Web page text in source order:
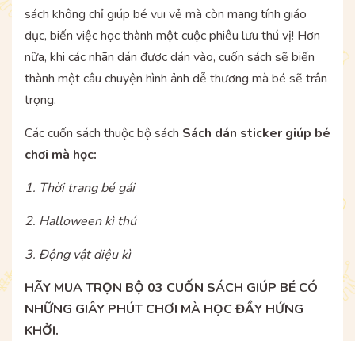
sách không chỉ giúp bé vui vẻ mà còn mang tính giáo
dục, biến việc học thành một cuộc phiêu lưu thú vị! Hơn
nữa, khi các nhãn dán được dán vào, cuốn sách sẽ biến
thành một câu chuyện hình ảnh dễ thương mà bé sẽ trân
trọng.
Các cuốn sách thuộc bộ sách Sách dán sticker giúp bé
chơi mà học:
1. Thời trang bé gái
2. Halloween kì thú
3. Động vật diệu kì
HÃY MUA TRỌN BỘ 03 CUỐN SÁCH GIÚP BÉ CÓ
NHỮNG GIÂY PHÚT CHƠI MÀ HỌC ĐẦY HỨNG
KHỞI.